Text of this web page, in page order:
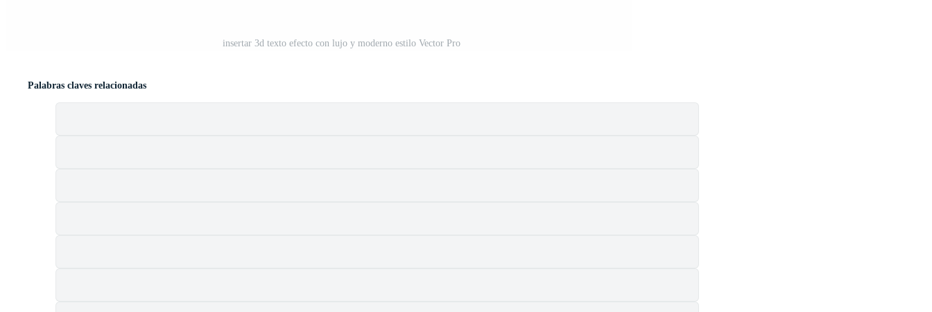
insertar 3d texto efecto con lujo y moderno estilo Vector Pro
Palabras claves relacionadas